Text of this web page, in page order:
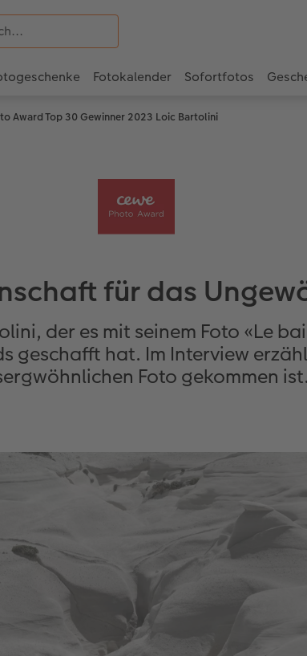
Fotokalender Sofortfotos
Award Top 30 Gewinner 2023 Loic Bartolini
für das
der es mit seinem Foto «Le
geschafft hat. Im Interview
Foto gekommen ist.